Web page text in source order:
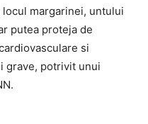
margarinei, untului
putea proteja de
si
grave, potrivit unui